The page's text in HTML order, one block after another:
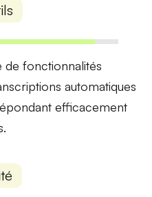
defonctionnalités
automatiques
efficacement